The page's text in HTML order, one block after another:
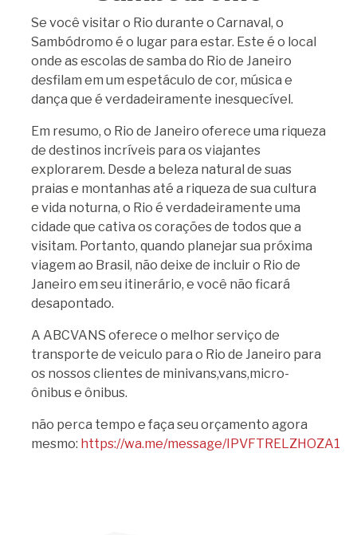
Se você visitar o Rio durante o Carnaval, o
Sambódromo é o lugar para estar. Este é o local
onde as escolas de samba do Rio de Janeiro
desfilam em um espetáculo de cor, música e
dança que é verdadeiramente inesquecível.
Em resumo, o Rio de Janeiro oferece uma riqueza
de destinos incríveis para os viajantes
explorarem. Desde a beleza natural de suas
praias e montanhas até a riqueza de sua cultura
e vida noturna, o Rio é verdadeiramente uma
cidade que cativa os corações de todos que a
visitam. Portanto, quando planejar sua próxima
viagem ao Brasil, não deixe de incluir o Rio de
Janeiro em seu itinerário, e você não ficará
desapontado.
A ABCVANS oferece o melhor serviço de
transporte de veiculo para o Rio de Janeiro para
os nossos clientes de minivans,vans,micro-
ônibus e ônibus.
não perca tempo e faça seu orçamento agora
mesmo: https://wa.me/message/IPVFTRELZHOZA1